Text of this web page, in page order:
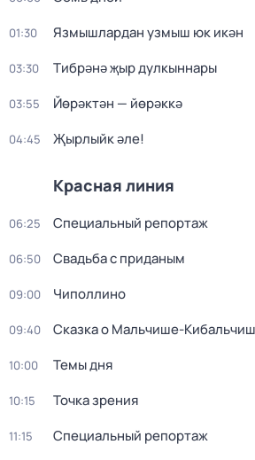
01:30 Язмышлардан узмыш юк икән
03:30 Тибрәнә җыр дулкыннары
03:55 Йөрәктән — йөрәккә
04:45 Җырлыйк әле!
Красная линия
06:25 Специальный репортаж
06:50 Свадьба с приданым
09:00 Чиполлино
09:40 Сказка о Мальчише-
10:00 Темы дня
10:15 Точка зрения
11:15 Специальный репортаж